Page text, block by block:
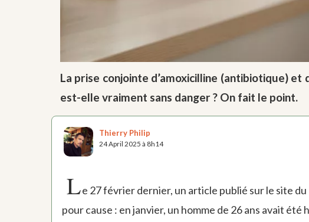
La prise conjointe d’amoxicilline (antibiotique)
est-elle vraiment sans danger ? On fait le point.
Thierry Philip
24 April 2025 à 8h14
Le 27 février dernier, un article publié sur le site
pour cause : en janvier, un homme de 26 ans avait